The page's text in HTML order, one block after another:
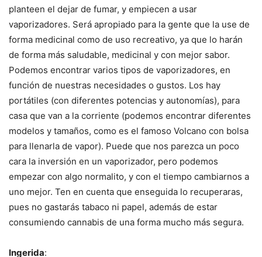
planteen el dejar de fumar, y empiecen a usar
vaporizadores. Será apropiado para la gente que la use de
forma medicinal como de uso recreativo, ya que lo harán
de forma más saludable, medicinal y con mejor sabor.
Podemos encontrar varios tipos de vaporizadores, en
función de nuestras necesidades o gustos. Los hay
portátiles (con diferentes potencias y autonomías), para
casa que van a la corriente (podemos encontrar diferentes
modelos y tamaños, como es el famoso Volcano con bolsa
para llenarla de vapor). Puede que nos parezca un poco
cara la inversión en un vaporizador, pero podemos
empezar con algo normalito, y con el tiempo cambiarnos a
uno mejor. Ten en cuenta que enseguida lo recuperaras,
pues no gastarás tabaco ni papel, además de estar
consumiendo cannabis de una forma mucho más segura.
Ingerida: